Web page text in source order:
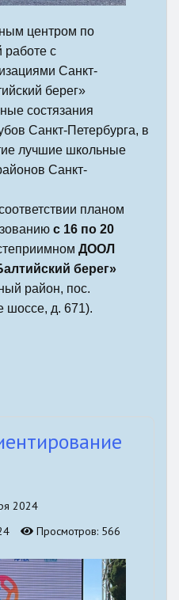
центром по
работе с
Санкт-
берег»
состязания
Санкт-Петербурга, в
лучшие школьные
Санкт-
планом
с 16 по 20
ДООЛ
берег»
район, пос.
шоссе, д. 671).
2024
Просмотров: 566